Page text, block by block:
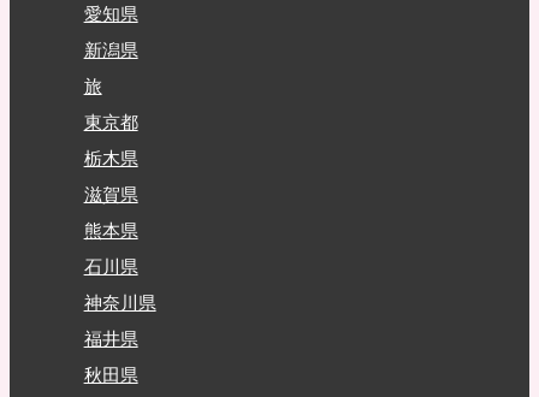
愛知県
新潟県
旅
東京都
栃木県
滋賀県
熊本県
石川県
神奈川県
福井県
秋田県